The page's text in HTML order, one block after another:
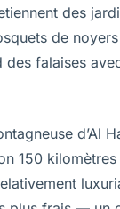
des
de
falaises
d’Al
150